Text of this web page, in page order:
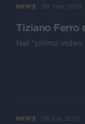
NEWS 09 mar 2021
Tiziano Ferro
Nel “primo
NEWS 08 feb 2021